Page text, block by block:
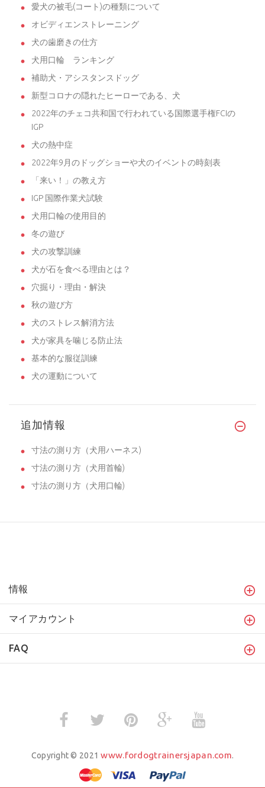
愛犬の被毛(コート)の種類について
オビディエンストレーニング
犬の歯磨きの仕方
犬用口輪 ランキング
補助犬・アシスタンスドッグ
新型コロナの隠れたヒーローである、犬
2022年のチェコ共和国で行われている国際選手権FCIの
IGP
犬の熱中症
2022年9月のドッグショーや犬のイベントの時刻表
「来い！」の教え方
IGP 国際作業犬試験
犬用口輪の使用目的
冬の遊び
犬の攻撃訓練
犬が石を食べる理由とは？
穴掘り・理由・解決
秋の遊び方
犬のストレス解消方法
犬が家具を噛じる防止法
基本的な服従訓練
犬の運動について
追加情報
寸法の測り方（犬用ハーネス)
寸法の測り方（犬用首輪)
寸法の測り方（犬用口輪)
情報
マイアカウント
FAQ
Copyright © 2021www.fordogtrainersjapan.com.